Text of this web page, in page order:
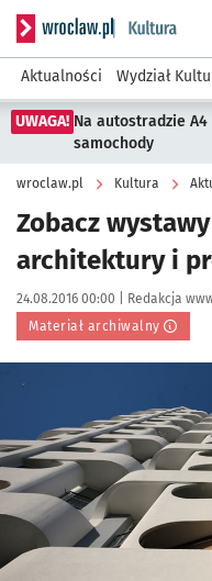
Serwis informacyjny
Aktualności Wydział
UWAGA! Na autostradzie A4
samochody
wroclaw.pl Kultura
Zobacz
architektury i
Data publikacji:
24.08.2016 00:00 | Autor:
Redakcja
Materiał archiwalny